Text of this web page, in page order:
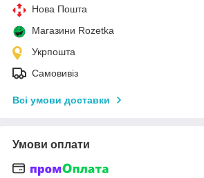
Нова Пошта
Магазини Rozetka
Укрпошта
Самовивіз
Всі умови доставки
Умови оплати